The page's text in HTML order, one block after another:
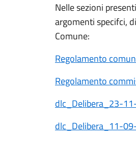
Nelle sezioni
argomenti specifci,
Comune:
Regolamento
Regolamento
dlc_Delibera_23-
dlc_Delibera_11-